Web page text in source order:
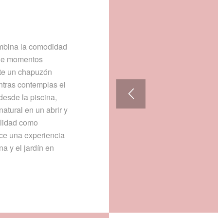
la comodidad
momentos
un chapuzón
contemplas el
la piscina,
en un abrir y
como
una experiencia
y el jardín en